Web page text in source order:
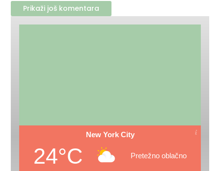
Prikaži još komentara
New York City
24°C Pretežno oblačno